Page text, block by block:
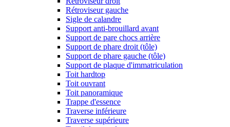
Rétroviseur gauche
Sigle de calandre
Support anti-brouillard avant
Support de pare chocs arrière
Support de phare droit (tôle)
Support de phare gauche (tôle)
Support de plaque d'immatriculation
Toit hardtop
Toit ouvrant
Toit panoramique
Trappe d'essence
Traverse inférieure
Traverse supérieure